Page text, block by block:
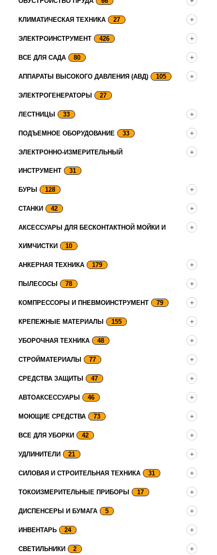
КЛИМАТИЧЕСКАЯ ТЕХНИКА 27
ЭЛЕКТРОИНСТРУМЕНТ 426
ВСЕ ДЛЯ САДА 80
АППАРАТЫ ВЫСОКОГО ДАВЛЕНИЯ (АВД) 105
ЭЛЕКТРОГЕНЕРАТОРЫ 27
ЛЕСТНИЦЫ 33
ПОДЪЕМНОЕ ОБОРУДОВАНИЕ 33
ЭЛЕКТРОННО-ИЗМЕРИТЕЛЬНЫЙ
ИНСТРУМЕНТ 31
БУРЫ 128
СТАНКИ 42
АКСЕССУАРЫ ДЛЯ БЕСКОНТАКТНОЙ МОЙКИ И
ХИМЧИСТКИ 10
АНКЕРНАЯ ТЕХНИКА 179
ПЫЛЕСОСЫ 78
КОМПРЕССОРЫ И ПНЕВМОИНСТРУМЕНТ 79
КРЕПЕЖНЫЕ МАТЕРИАЛЫ 155
УБОРОЧНАЯ ТЕХНИКА 48
СТРОЙМАТЕРИАЛЫ 77
СРЕДСТВА ЗАЩИТЫ 47
АВТОАКСЕССУАРЫ 46
МОЮЩИЕ СРЕДСТВА 73
ВСЕ ДЛЯ УБОРКИ 42
УДЛИНИТЕЛИ 21
СИЛОВАЯ И СТРОИТЕЛЬНАЯ ТЕХНИКА 31
ТОКОИЗМЕРИТЕЛЬНЫЕ ПРИБОРЫ 17
ДИСПЕНСЕРЫ И БУМАГА 5
ИНВЕНТАРЬ 24
СВЕТИЛЬНИКИ 2